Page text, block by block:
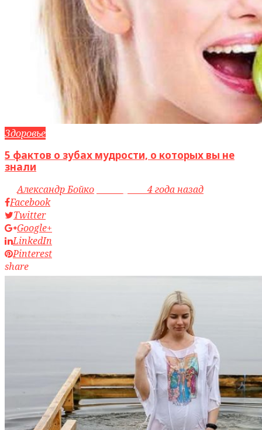
Здоровье
5 фактов о зубах мудрости, о которых вы не
знали
byАлександр Бойко
4 года назад
Facebook
Twitter
Google+
LinkedIn
Pinterest
share